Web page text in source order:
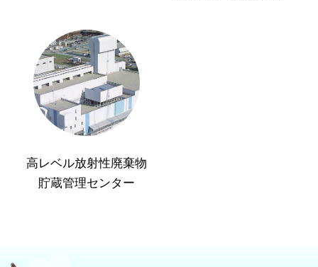
高レベル放射性廃棄物
貯蔵管理センター